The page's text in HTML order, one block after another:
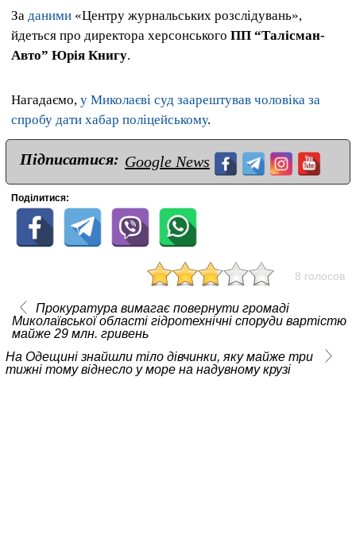
За даними «Центру журнальських розслідувань»,
йдеться про директора херсонського ПП “Талісман-
Авто” Юрія Книгу.
Нагадаємо, у Миколаєві суд заарештував чоловіка за
спробу дати хабар поліцейському.
Підписатися: Google News
Поділитися:
8 голосов
Прокуратура вимагає повернути громаді
Миколаївської області гідротехнічні споруди вартістю
майже 29 млн. гривень
На Одещині знайшли тіло дівчинки, яку майже три
тижні тому віднесло у море на надувному крузі